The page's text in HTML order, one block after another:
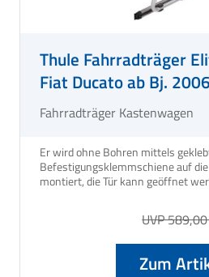
Thule Fahrradträger
Fiat Ducato ab Bj.
Fahrradträger Kastenwagen
Er wird ohne Bohren mittels
Befestigungsklemmschiene auf
montiert, die Tür kann geöffnet
UVP
Zum